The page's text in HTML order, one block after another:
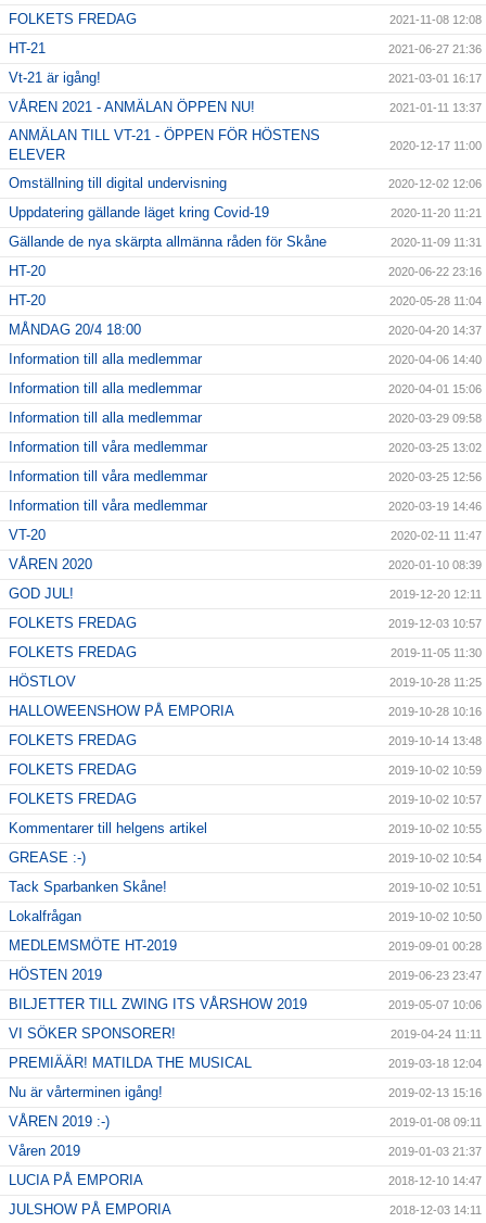
FOLKETS FREDAG 2021-11-08 12:08
HT-21 2021-06-27 21:36
Vt-21 är igång! 2021-03-01 16:17
VÅREN 2021 - ANMÄLAN ÖPPEN NU! 2021-01-11 13:37
ANMÄLAN TILL VT-21 - ÖPPEN FÖR HÖSTENS
ELEVER
2020-12-17 11:00
Omställning till digital undervisning 2020-12-02 12:06
Uppdatering gällande läget kring Covid-19 2020-11-20 11:21
Gällande de nya skärpta allmänna råden för Skåne 2020-11-09 11:31
HT-20 2020-06-22 23:16
HT-20 2020-05-28 11:04
MÅNDAG 20/4 18:00 2020-04-20 14:37
Information till alla medlemmar 2020-04-06 14:40
Information till alla medlemmar 2020-04-01 15:06
Information till alla medlemmar 2020-03-29 09:58
Information till våra medlemmar 2020-03-25 13:02
Information till våra medlemmar 2020-03-25 12:56
Information till våra medlemmar 2020-03-19 14:46
VT-20 2020-02-11 11:47
VÅREN 2020 2020-01-10 08:39
GOD JUL! 2019-12-20 12:11
FOLKETS FREDAG 2019-12-03 10:57
FOLKETS FREDAG 2019-11-05 11:30
HÖSTLOV 2019-10-28 11:25
HALLOWEENSHOW PÅ EMPORIA 2019-10-28 10:16
FOLKETS FREDAG 2019-10-14 13:48
FOLKETS FREDAG 2019-10-02 10:59
FOLKETS FREDAG 2019-10-02 10:57
Kommentarer till helgens artikel 2019-10-02 10:55
GREASE :-) 2019-10-02 10:54
Tack Sparbanken Skåne! 2019-10-02 10:51
Lokalfrågan 2019-10-02 10:50
MEDLEMSMÖTE HT-2019 2019-09-01 00:28
HÖSTEN 2019 2019-06-23 23:47
BILJETTER TILL ZWING ITS VÅRSHOW 2019 2019-05-07 10:06
VI SÖKER SPONSORER! 2019-04-24 11:11
PREMIÄÄR! MATILDA THE MUSICAL 2019-03-18 12:04
Nu är vårterminen igång! 2019-02-13 15:16
VÅREN 2019 :-) 2019-01-08 09:11
Våren 2019 2019-01-03 21:37
LUCIA PÅ EMPORIA 2018-12-10 14:47
JULSHOW PÅ EMPORIA 2018-12-03 14:11